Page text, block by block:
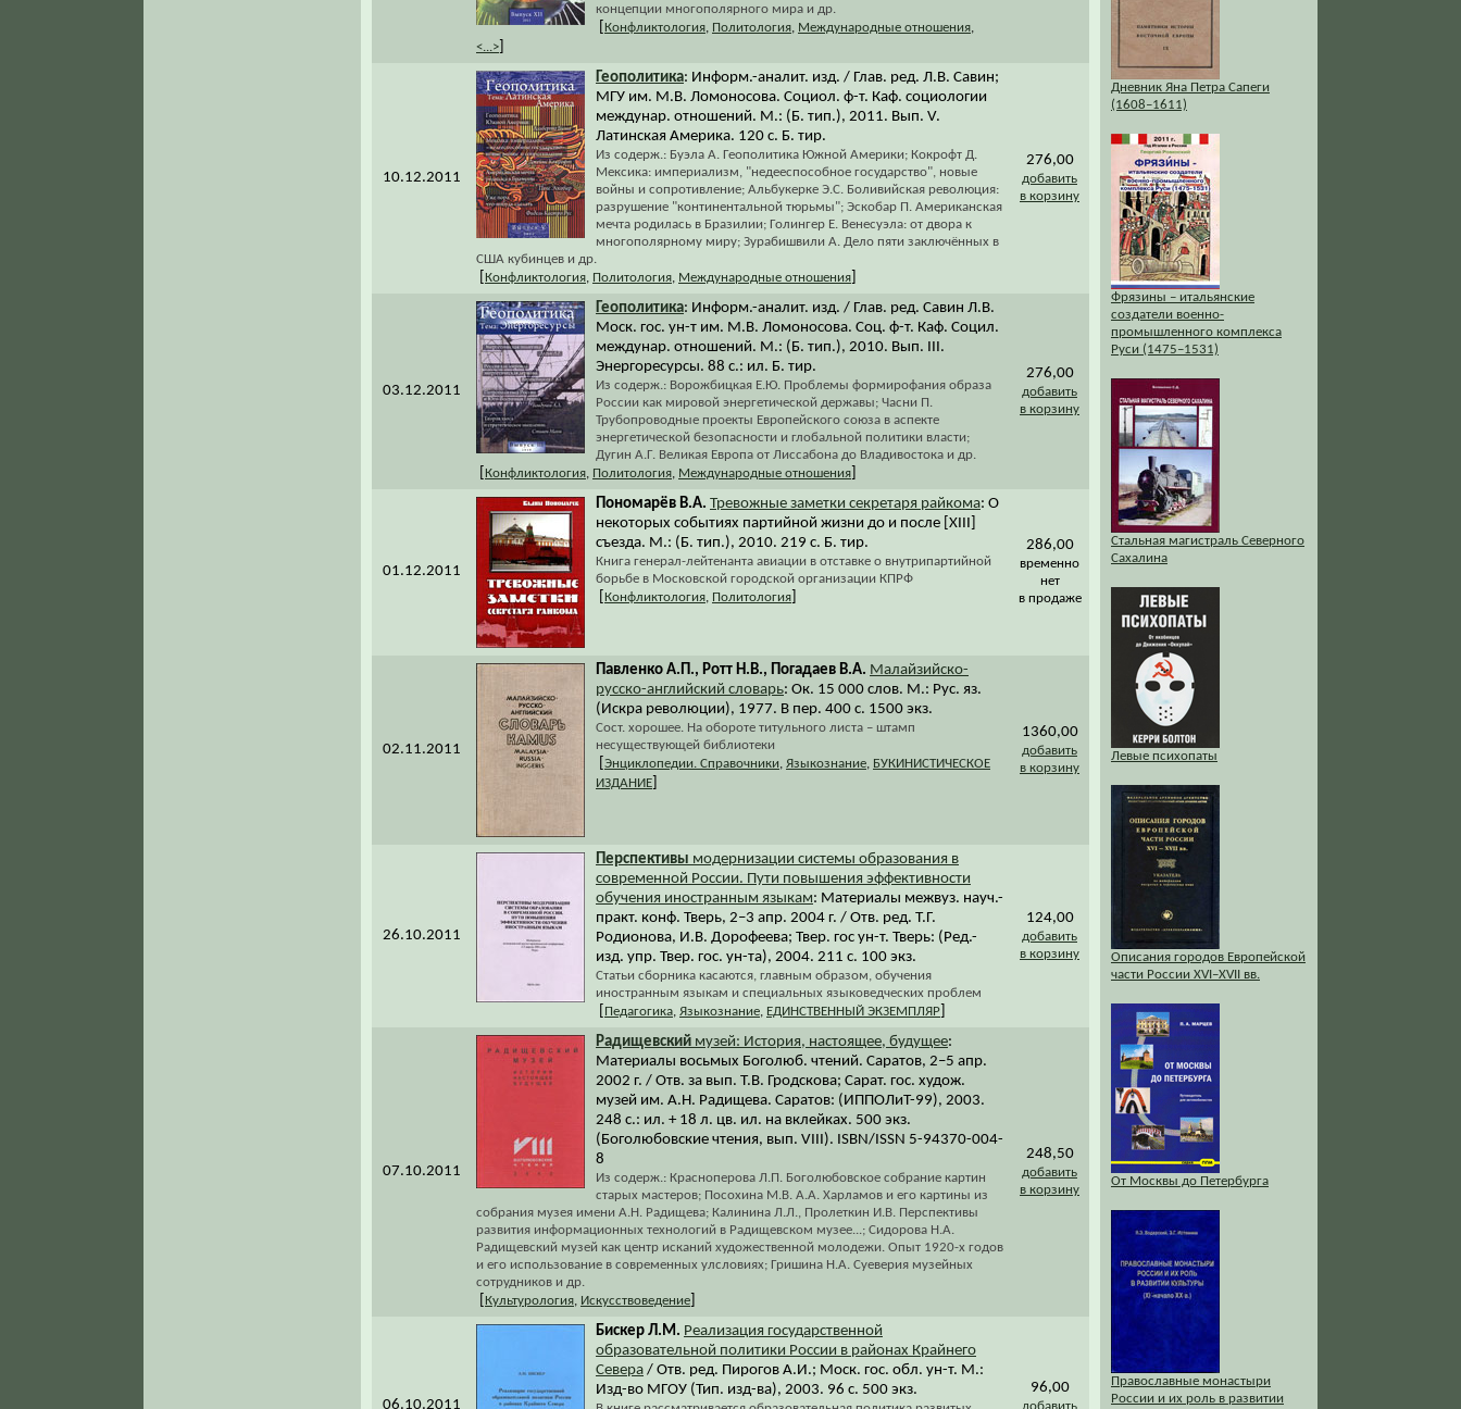
концепции многополярного мира и др.
Конфликтология, Политология, Международные отношения,
<...>
10.12.2011
Геополитика: Информ.-аналит. изд. / Глав. ред. Л.В. Савин;
МГУ им. М.В. Ломоносова. Социол. ф-т. Каф. социологии
междунар. отношений. М.: (Б. тип.), 2011. Вып. V.
Латинская Америка. 120 с. Б. тир.
Из содерж.: Буэла А. Геополитика Южной Америки; Кокрофт Д.
Мексика: империализм, "недееспособное государство", новые
войны и сопротивление; Альбукерке Э.С. Боливийская революция:
разрушение "континентальной тюрьмы"; Эскобар П. Американская
мечта родилась в Бразилии; Голингер Е. Венесуэла: от двора к
многополярному миру; Зурабишвили А. Дело пяти заключённых в
США кубинцев и др.
Конфликтология, Политология, Международные отношения
276,00
добавить
в корзину
03.12.2011
Геополитика: Информ.-аналит. изд. / Глав. ред. Савин Л.В.
Моск. гос. ун-т им. М.В. Ломоносова. Соц. ф-т. Каф. Социл.
междунар. отношений. М.: (Б. тип.), 2010. Вып. III.
Энергоресурсы. 88 с.: ил. Б. тир.
Из содерж.: Ворожбицкая Е.Ю. Проблемы формирофания образа
России как мировой энергетической державы; Часни П.
Трубопроводные проекты Европейского союза в аспекте
энергетической безопасности и глобальной политики власти;
Дугин А.Г. Великая Европа от Лиссабона до Владивостока и др.
Конфликтология, Политология, Международные отношения
276,00
добавить
в корзину
01.12.2011
Пономарёв В.А. Тревожные заметки секретаря райкома: О
некоторых событиях партийной жизни до и после [XIII]
съезда. М.: (Б. тип.), 2010. 219 с. Б. тир.
Книга генерал-лейтенанта авиации в отставке о внутрипартийной
борьбе в Московской городской организации КПРФ
Конфликтология, Политология
286,00
временно
нет
в продаже
02.11.2011
Павленко А.П., Ротт Н.В., Погадаев В.А. Малайзийско-
русско-английский словарь: Ок. 15 000 слов. М.: Рус. яз.
(Искра революции), 1977. В пер. 400 с. 1500 экз.
Сост. хорошее. На обороте титульного листа – штамп
несуществующей библиотеки
Энциклопедии. Справочники, Языкознание, БУКИНИСТИЧЕСКОЕ
ИЗДАНИЕ
1360,00
добавить
в корзину
26.10.2011
Перспективы модернизации системы образования в
современной России. Пути повышения эффективности
обучения иностранным языкам: Материалы межвуз. науч.-
практ. конф. Тверь, 2–3 апр. 2004 г. / Отв. ред. Т.Г.
Родионова, И.В. Дорофеева; Твер. гос ун-т. Тверь: (Ред.-
изд. упр. Твер. гос. ун-та), 2004. 211 с. 100 экз.
Статьи сборника касаются, главным образом, обучения
иностранным языкам и специальных языковедческих проблем
Педагогика, Языкознание, ЕДИНСТВЕННЫЙ ЭКЗЕМПЛЯР
124,00
добавить
в корзину
07.10.2011
Радищевский музей: История, настоящее, будущее:
Материалы восьмых Боголюб. чтений. Саратов, 2–5 апр.
2002 г. / Отв. за вып. Т.В. Гродскова; Сарат. гос. худож.
музей им. А.Н. Радищева. Саратов: (ИППОЛиТ-99), 2003.
248 с.: ил. + 18 л. цв. ил. на вклейках. 500 экз.
(Боголюбовские чтения, вып. VIII). ISBN/ISSN 5-94370-004-
8
Из содерж.: Красноперова Л.П. Боголюбовское собрание картин
старых мастеров; Посохина М.В. А.А. Харламов и его картины из
собрания музея имени А.Н. Радищева; Калинина Л.Л., Пролеткин И.В. Перспективы
развития информационных технологий в Радищевском музее...; Сидорова Н.А.
Радищевский музей как центр исканий художественной молодежи. Опыт 1920-х годов
и его использование в современных улсловиях; Гришина Н.А. Суеверия музейных
сотрудников и др.
Культурология, Искусствоведение
248,50
добавить
в корзину
06.10.2011
Бискер Л.М. Реализация государственной
образовательной политики России в районах Крайнего
Севера / Отв. ред. Пирогов А.И.; Моск. гос. обл. ун-т. М.:
Изд-во МГОУ (Тип. изд-ва), 2003. 96 с. 500 экз.
96,00
Дневник Яна Петра Сапеги
(1608–1611)
Фрязины – итальянские
создатели военно-
промышленного комплекса
Руси (1475–1531)
Стальная магистраль Северного
Сахалина
Левые психопаты
Описания городов Европейской
части России XVI–XVII вв.
От Москвы до Петербурга
Православные монастыри
России и их роль в развитии